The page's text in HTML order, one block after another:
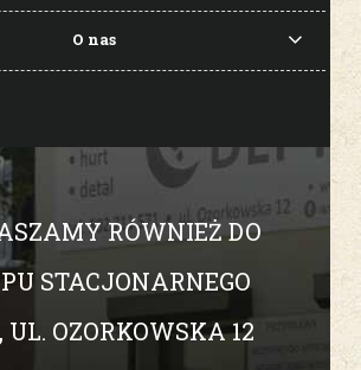
O nas
RÓWNIEŻ DO
STACJONARNEGO
UL. OZORKOWSKA 12